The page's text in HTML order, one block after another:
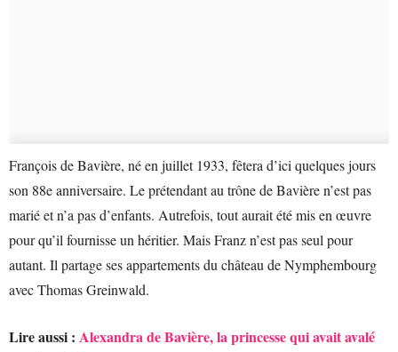
François de Bavière, né en juillet 1933, fêtera d’ici quelques jours
son 88e anniversaire. Le prétendant au trône de Bavière n’est pas
marié et n’a pas d’enfants. Autrefois, tout aurait été mis en œuvre
pour qu’il fournisse un héritier. Mais Franz n’est pas seul pour
autant. Il partage ses appartements du château de Nymphembourg
avec Thomas Greinwald.
Lire aussi : Alexandra de Bavière, la princesse qui avait avalé